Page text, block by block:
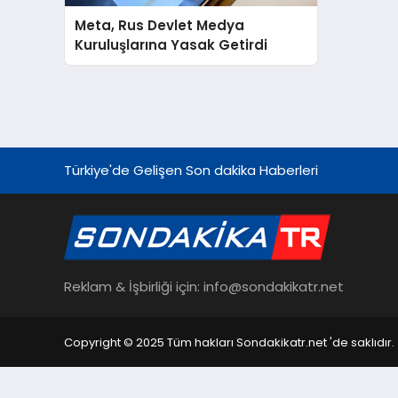
Meta, Rus Devlet Medya
Kuruluşlarına Yasak Getirdi
Türkiye'de Gelişen Son dakika Haberleri
Reklam & İşbirliği için: info@sondakikatr.net
Copyright © 2025 Tüm hakları Sondakikatr.net 'de saklıdır.